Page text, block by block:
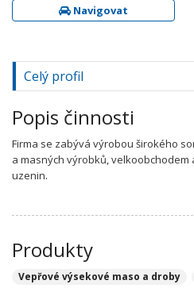
Navigovat
Celý profil
Popis činnosti
Firma se zabývá výrobou širokého
a masných výrobků, velkoobchodem
uzenin.
Produkty
Vepřové výsekové maso a droby